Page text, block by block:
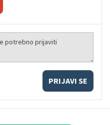
PRIJAVI SE